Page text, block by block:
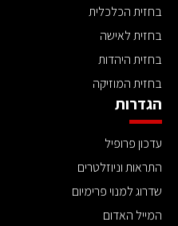
בחזית הכלכלית
בחזית לאישה
בחזית היהדות
בחזית המוזיקה
הגדרות
עדכון פרופיל
התראות וניוזלטרים
שדרוג למנוי פרימיום
המייל האדום